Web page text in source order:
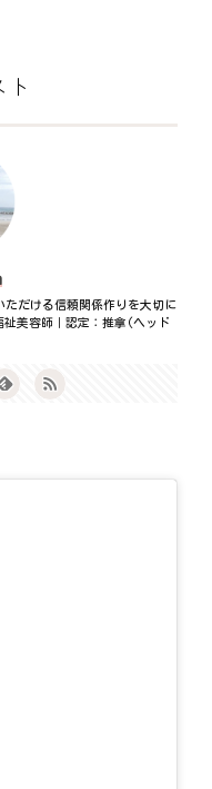
だける信頼関係作りを大切に
美容師｜認定：推拿(ヘッド